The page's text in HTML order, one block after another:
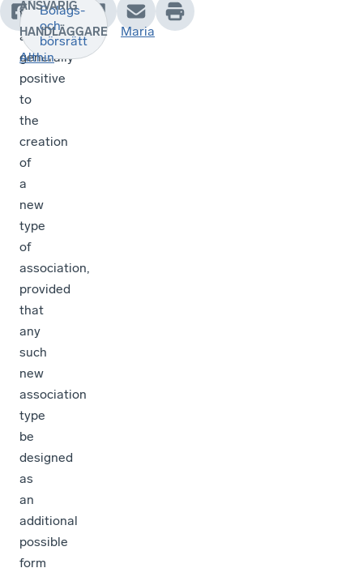
We
are
generally
positive
to
the
creation
of
a
new
type
of
association,
provided
that
any
such
new
association
type
be
designed
as
an
additional
possible
form
Bolags-
och
börsrätt
ANSVARIG
HANDLÄGGARE
Maria
Althin